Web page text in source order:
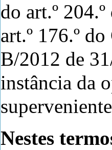
do art.º
art.º 176.º
B/2012 de
instância da
Nestes